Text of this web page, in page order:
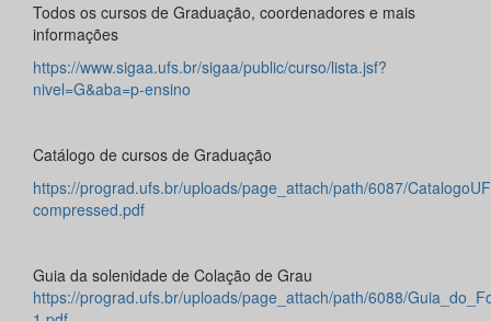
Todos os cursos de Graduação, coordenadores e mais
informações
https://www.sigaa.ufs.br/sigaa/public/curso/lista.jsf?
nivel=G&aba=p-ensino
Catálogo de cursos de Graduação
https://prograd.ufs.br/uploads/page_attach/path/6087/
compressed.pdf
Guia da solenidade de Colação de Grau
https://prograd.ufs.br/uploads/page_attach/path/6088/